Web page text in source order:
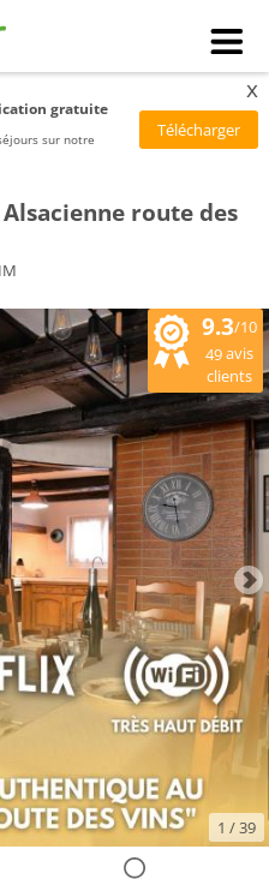
gratuite
sur notre
x
route des
9.3/10
49avis
clients
1 / 39